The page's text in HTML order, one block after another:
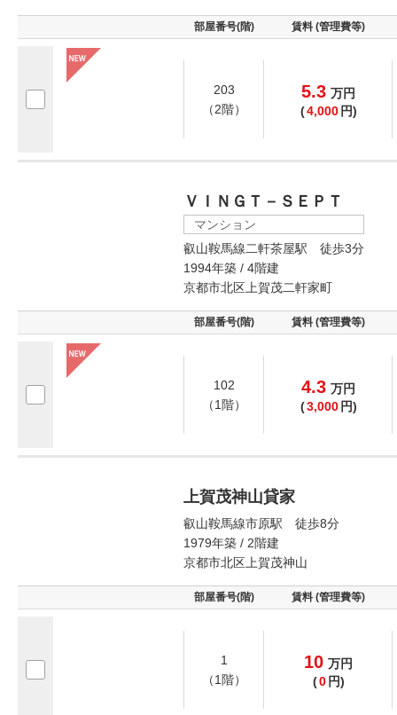
部屋番号(階) 賃料 (管理費等)
203
（2階）
5.3 万円
(4,000 円)
ＶＩＮＧＴ－ＳＥＰＴ
マンション
叡山鞍馬線二軒茶屋駅 徒歩3分
1994年築 / 4階建
京都市北区上賀茂二軒家町
部屋番号(階) 賃料 (管理費等)
102
（1階）
4.3 万円
(3,000 円)
上賀茂神山貸家
叡山鞍馬線市原駅 徒歩8分
1979年築 / 2階建
京都市北区上賀茂神山
部屋番号(階) 賃料 (管理費等)
1
（1階）
10 万円
(0 円)